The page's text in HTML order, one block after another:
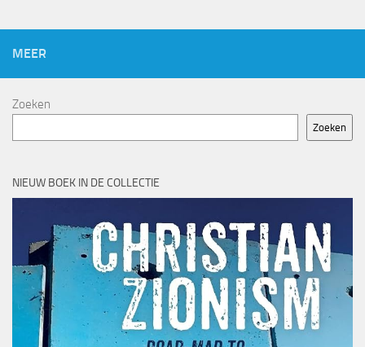
MEER
Zoeken
Zoeken
NIEUW BOEK IN DE COLLECTIE